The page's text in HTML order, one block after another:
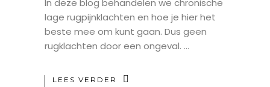
In deze blog behandelen we chronische
lage rugpijnklachten en hoe je hier het
beste mee om kunt gaan. Dus geen
rugklachten door een ongeval.
LEES VERDER